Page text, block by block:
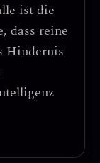
ist die
dass reine
Hindernis